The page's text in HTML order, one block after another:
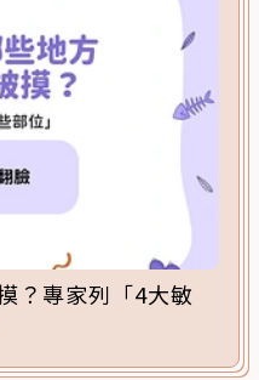
？專家列「4大敏